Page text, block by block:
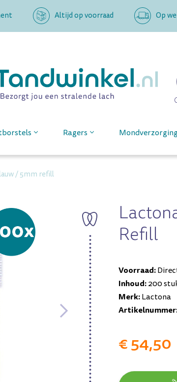
Altijd op voorraad Op
Ragers Mondverzorging
/ 5mm refill
Refill
Voorraad:
Inhoud:200
Merk:Lactona
€ 54,50